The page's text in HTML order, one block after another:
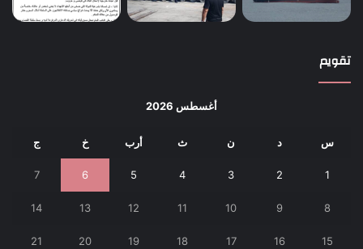
تقويم
أغسطس 2026
س د ن ث أرب خ ج
1
2
3
4
5
6
7
8
9
10
11
12
13
14
15
16
17
18
19
20
21